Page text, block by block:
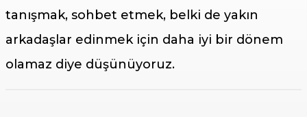
tanışmak, sohbet etmek, belki de yakın
arkadaşlar edinmek için daha iyi bir dönem
olamaz diye düşünüyoruz.